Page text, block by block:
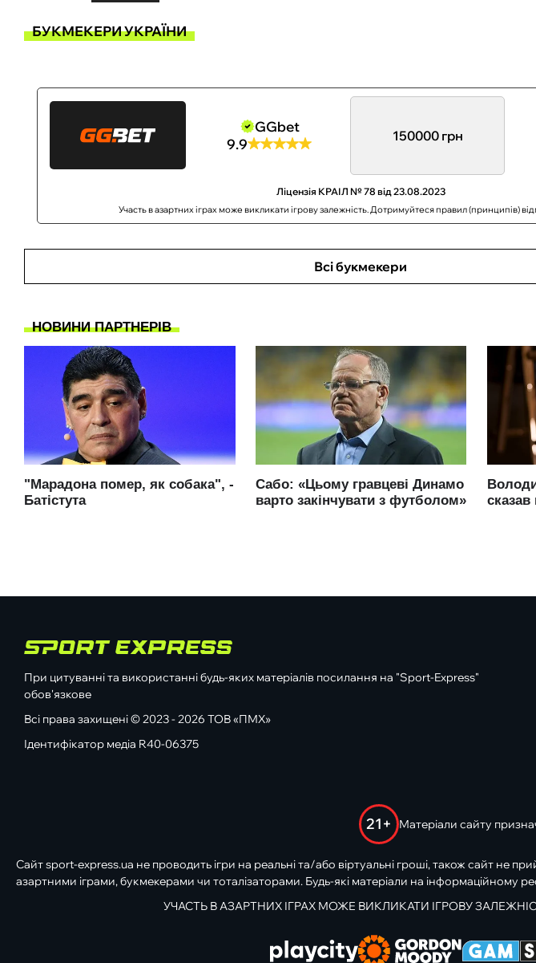
БУКМЕКЕРИ УКРАЇНИ
GGbet
9.9
150000 грн
Ліцензія КРАІЛ № 78 від 23.08.2023
Участь в азартних іграх може викликати ігрову залежність. Дотримуйтеся правил (принципів)
Всі букмекери
При цитуванні та використанні будь-яких матеріалів посилання на "Sport-Express"
обов'язкове
Всі права захищені © 2023 - 2026 ТОВ «ПМХ»
Ідентифікатор медіа R40-06375
21+ Матеріали сайту
Сайт sport-express.ua не проводить ігри на реальні та/або віртуальні гроші, також сайт не
азартними іграми, букмекерами чи тоталізаторами. Будь-які матеріали на інформаційному
УЧАСТЬ В АЗАРТНИХ ІГРАХ МОЖЕ ВИКЛИКАТИ ІГРОВУ